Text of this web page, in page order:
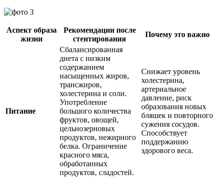
Аспект образа
жизни
Рекомендации после
стентирования
Почему это важно
Питание
Сбалансированная
диета с низким
содержанием
насыщенных жиров,
трансжиров,
холестерина и соли.
Употребление
большого количества
фруктов, овощей,
цельнозерновых
продуктов, нежирного
белка. Ограничение
красного мяса,
обработанных
продуктов, сладостей.
Снижает уровень
холестерина,
артериальное
давление, риск
образования новых
бляшек и повторного
сужения сосудов.
Способствует
поддержанию
здорового веса.